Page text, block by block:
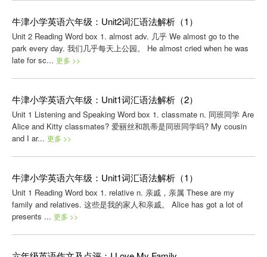
牛津小学英语六年级：Unit2词汇语法解析（1）
Unit 2 Reading Word box 1. almost adv. 几乎 We almost go to the
park every day. 我们几乎每天上公园。 He almost cried when he was
late for sc... 更多 >>
牛津小学英语六年级：Unit1词汇语法解析（2）
Unit 1 Listening and Speaking Word box 1. classmate n. 同班同学 Are
Alice and Kitty classmates? 爱丽丝和凯蒂是同班同学吗? My cousin
and I ar... 更多 >>
牛津小学英语六年级：Unit1词汇语法解析（1）
Unit 1 Reading Word box 1. relative n. 亲戚，亲属 These are my
family and relatives. 这些是我的家人和亲戚。 Alice has got a lot of
presents ... 更多 >>